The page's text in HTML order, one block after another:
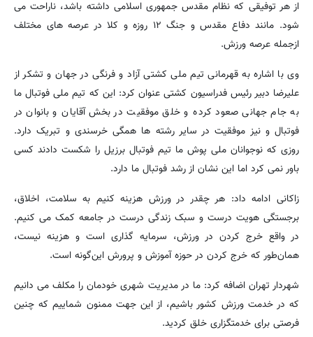
از هر توفیقی که نظام مقدس جمهوری اسلامی داشته باشد، ناراحت می
شود. مانند دفاع مقدس و جنگ ۱۲ روزه و کلا در عرصه های مختلف
ازجمله عرصه ورزش.
وی با اشاره به قهرمانی تیم ملی کشتی آزاد و فرنگی در جهان و تشکر از
علیرضا دبیر رئیس فدراسیون کشتی عنوان کرد: این که تیم ملی فوتبال ما
به جام جهانی صعود کرده و خلق موفقیت در بخش آقایان و بانوان در
فوتبال و نیز موفقیت در سایر رشته ها همگی خرسندی و تبریک دارد.
روزی که نوجوانان ملی پوش ما تیم فوتبال برزیل را شکست دادند کسی
باور نمی کرد اما این نشان از رشد فوتبال ما دارد.
زاکانی ادامه داد: هر چقدر در ورزش هزینه کنیم به سلامت، اخلاق،
برجستگی هویت درست و سبک زندگی درست در جامعه کمک می کنیم.
در واقع خرج کردن در ورزش، سرمایه گذاری است و هزینه نیست،
همان‌طور که خرج کردن در حوزه آموزش و پرورش این‌گونه است.
شهردار تهران اضافه کرد: ما در مدیریت شهری خودمان را مکلف می دانیم
که در خدمت ورزش کشور باشیم، از این جهت ممنون شماییم که چنین
فرصتی برای خدمتگزاری خلق کردید.